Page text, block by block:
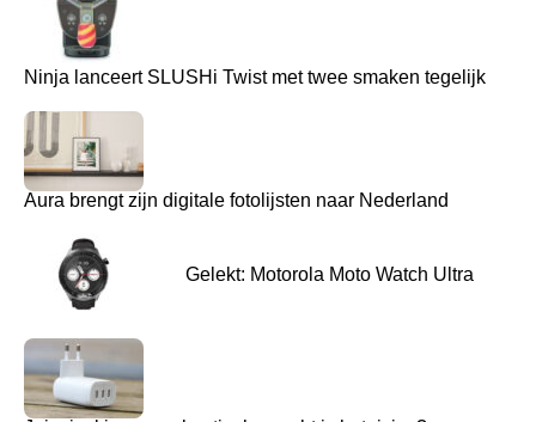
Ninja lanceert SLUSHi Twist met twee smaken tegelijk
Aura brengt zijn digitale fotolijsten naar Nederland
Gelekt: Motorola Moto Watch Ultra